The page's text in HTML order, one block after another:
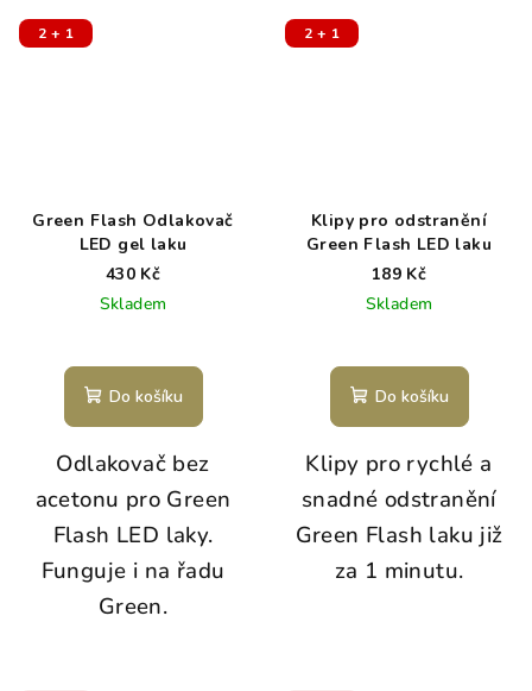
2 + 1
Green Flash Odlakovač
LED gel laku
430 Kč
Skladem
Do košíku
Odlakovač bez
acetonu pro Green
Flash LED laky.
Funguje i na řadu
Green.
2 + 1
Klipy pro odstranění
Green Flash LED laku
189 Kč
Skladem
Do košíku
Klipy pro rychlé a
snadné odstranění
Green Flash laku již
za 1 minutu.